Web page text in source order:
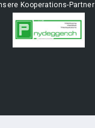
Kooperations-Partner